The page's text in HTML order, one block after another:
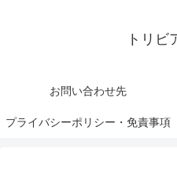
トリビ
お問い合わせ先
プライバシーポリシー・免責事項